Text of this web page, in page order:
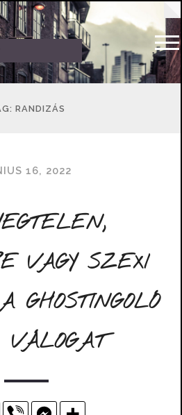
RANDIZÁS
16, 2022
VAGY SZEXI
GHOSTINGOLÓ